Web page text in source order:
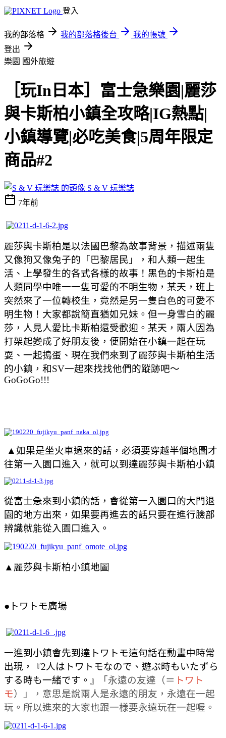
登入
我的部落格 我的部落格後台
我的帳號
登出
樂園 國外旅遊
［玩In日本］富士急樂園|麗莎
與卡斯柏小鎮全攻略|IG熱點|
小鎮導覽|必吃美食|5周年限定
商品#2
S & V 玩樂誌
7年前
麗莎與卡斯柏是以法國巴黎為故事背景，描述兩隻
又像狗又像兔子的「巴黎居民」，和人類一起生
活、上學發生的各式各樣的故事！黑色的卡斯柏是
人類同學中唯一一隻可愛的不明生物，某天，班上
突然來了一位轉校生，竟然是另一隻白色的可愛不
明生物！大家都說簡直猶如兄妹。但一身雪白的麗
莎，人見人愛比卡斯柏還受歡迎。某天，兩人因為
打架起變成了好朋友後，便開始在小鎮一起在玩
耍、一起搗蛋、現在我們來到了麗莎與卡斯柏生活
的小鎮，和SV一起來找找他們的蹤跡吧～
GoGoGo!!!
▲如果是坐火車過來的話，必須要穿越半個地圖才
往第一入園口進入，就可以到達麗莎與卡斯柏小鎮
從富士急來到小鎮的話，會從第一入園口的大門退
園的地方出來，如果要再進去的話只要在進行臉部
辨識就能從入園口進入。
▲麗莎與卡斯柏小鎮地圖
●トワトモ廣場
一進到小鎮會先到達 トワトモ這句話在動畫中時常
出現，
『2人はトワトモなので、遊ぶ時もいたずら
する時も一緒です。 』 「永遠の友達（＝ トワト
モ）」，意思是說兩人是永遠的朋友，永遠在一起
玩。所以進來的大家也跟一樣要永遠玩在一起喔。